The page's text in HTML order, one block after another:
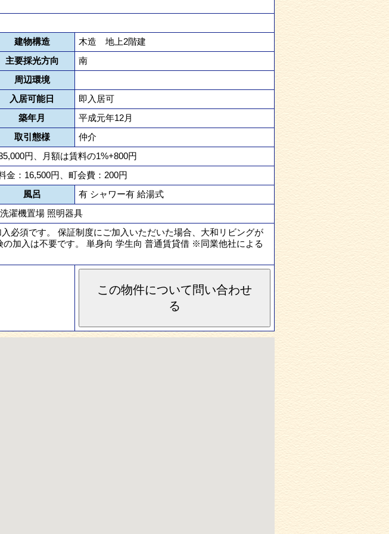
建物構造
木造 地上2階建
主要採光方向
南
周辺環境
入居可能日
即入居可
築年月
平成元年12月
取引態様
仲介
円、月額は賃料の1%+800円
金：16,500円、町会費：200円
風呂
有 シャワー有 給湯式
濯機置場 照明器具
必須です。 保証制度にご加入いただいた場合、大和リビングが
加入は不要です。 単身向 学生向 普通賃貸借 ※同業他社による
この物件について問い合わせ
る